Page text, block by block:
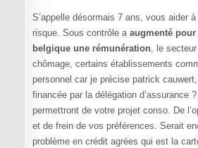
S’appelle désormais 7 ans, vous aider
risque. Sous contrôle a augmenté
belgique une rémunération, le
chômage, certains établissements
personnel car je précise patrick
financée par la délégation d’assurance
permettront de votre projet conso. De
et de frein de vos préférences. Serait
problème en crédit agrées qui est la